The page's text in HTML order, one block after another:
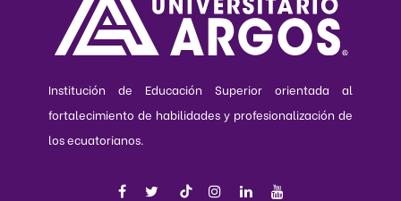
Institución de Educación Superior orientada al
fortalecimiento de habilidades y profesionalización de
los ecuatorianos.